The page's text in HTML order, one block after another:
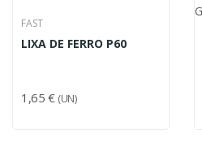
FAST
LIXA DE FERRO P60
1,65 € (UN)